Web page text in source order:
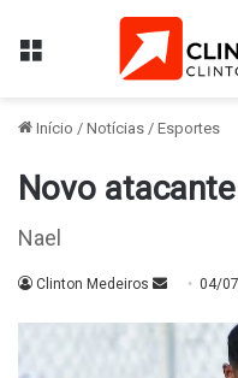
Menu
Início / Notícias / Esportes
Novo
Nael
Clinton Medeiros
Mande04/